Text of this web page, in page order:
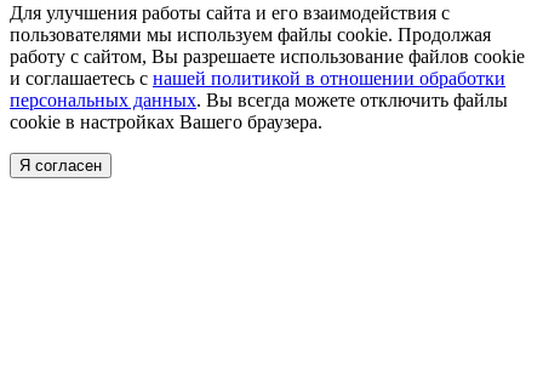
Для улучшения работы сайта и его взаимодействия с
пользователями мы используем файлы cookie. Продолжая
работу с сайтом, Вы разрешаете использование файлов cookie
и соглашаетесь с нашей политикой в отношении обработки
персональных данных. Вы всегда можете отключить файлы
cookie в настройках Вашего браузера.
Я согласен